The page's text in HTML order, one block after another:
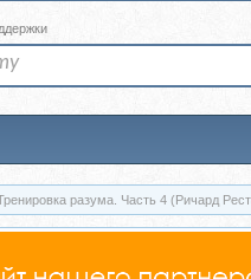
разума. Часть 4 (Ричард